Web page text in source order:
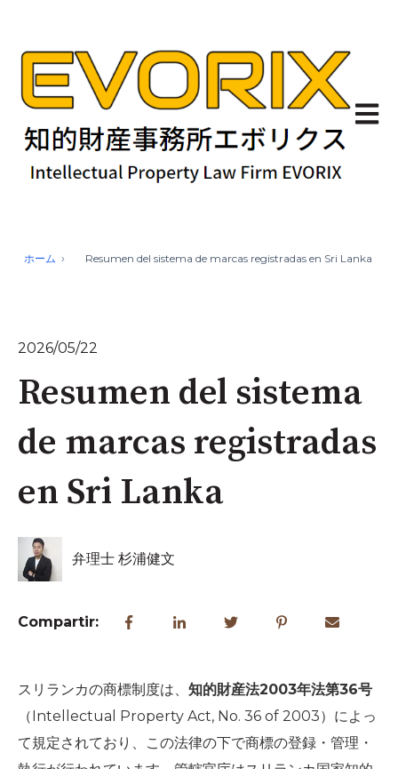
Abrir
ホーム Resumen del sistema de marcas registradas en Sri Lanka
2026/05/22
Resumen del sistema
de marcas registradas
en Sri Lanka
弁理士 杉浦健文
Compartir:
スリランカの商標制度は、 知的財産法2003年法第36号
（Intellectual Property Act, No. 36 of 2003）によっ
て規定されており、この法律の下で商標の登録・管理・